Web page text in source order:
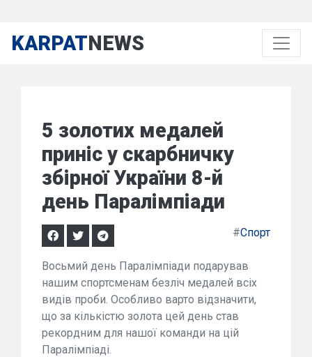
KARPATNEWS
5 золотих медалей
приніс у скарбничку
збірної України 8-й
день Паралімпіади
#Спорт
Восьмий день Паралімпіади подарував
нашим спортсменам безліч медалей всіх
видів проби. Особливо варто відзначити,
що за кількістю золота цей день став
рекордним для нашої команди на цій
Паралімпіаді.